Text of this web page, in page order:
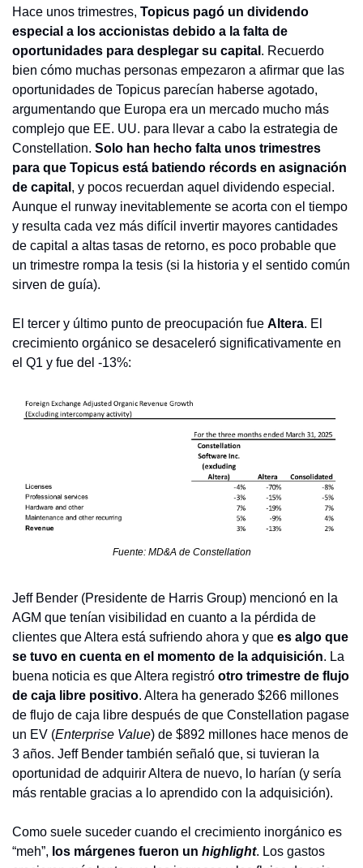
Hace unos trimestres, Topicus pagó un dividendo
especial a los accionistas debido a la falta de
oportunidades para desplegar su capital . Recuerdo
bien cómo muchas personas empezaron a afirmar que las
oportunidades de Topicus parecían haberse agotado,
argumentando que Europa era un mercado mucho más
complejo que EE. UU. para llevar a cabo la estrategia de
Constellation. Solo han hecho falta unos trimestres
para que Topicus está batiendo récords en asignación
de capital , y pocos recuerdan aquel dividendo especial.
Aunque el runway inevitablemente se acorta con el tiempo
y resulta cada vez más difícil invertir mayores cantidades
de capital a altas tasas de retorno, es poco probable que
un trimestre rompa la tesis (si la historia y el sentido común
sirven de guía).
El tercer y último punto de preocupación fue Altera. El
crecimiento orgánico se desaceleró significativamente en
el Q1 y fue del -13%:
Fuente: MD&A de Constellation
Jeff Bender (Presidente de Harris Group) mencionó en la
AGM que tenían visibilidad en cuanto a la pérdida de
clientes que Altera está sufriendo ahora y que es algo que
se tuvo en cuenta en el momento de la adquisición. La
buena noticia es que Altera registró otro trimestre de flujo
de caja libre positivo. Altera ha generado $266 millones
de flujo de caja libre después de que Constellation pagase
un EV (Enterprise Value) de $892 millones hace menos de
3 años. Jeff Bender también señaló que, si tuvieran la
oportunidad de adquirir Altera de nuevo, lo harían (y sería
más rentable gracias a lo aprendido con la adquisición).
Como suele suceder cuando el crecimiento inorgánico es
“meh”, los márgenes fueron un highlight. Los gastos